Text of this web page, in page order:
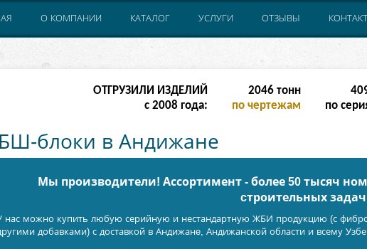
О КОМПАНИИ КАТАЛОГ УСЛУГИ ОТЗЫВЫ
ОТГРУЗИЛИ ИЗДЕЛИЙ
с 2008 года:
8190тонн
по чертежам
по
блоки в Андижане
Мы производители! Ассортимент - более 50 тысяч
cтроительных
нас можно купить любую серийную и нестандартную ЖБИ продукцию (с
добавками) с доставкой в Андижанe, Андижанской области и всему